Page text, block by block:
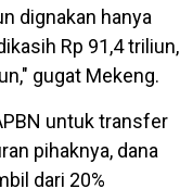
dignakan hanya
Rp 91,4 triliun,
gugat Mekeng.
untuk transfer
pihaknya, dana
dari 20%